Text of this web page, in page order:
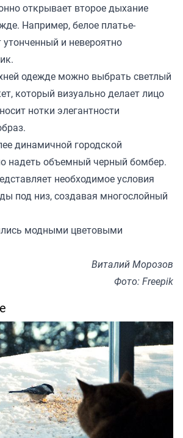
открывает второе дыхание
Например, белое платье-
утонченный и невероятно
одежде можно выбрать светлый
который визуально делает лицо
нотки элегантности
динамичной городской
надеть объемный черный бомбер.
необходимое условия
под низ, создавая многослойный
модными цветовыми
Виталий Морозов
Фото: Freepik